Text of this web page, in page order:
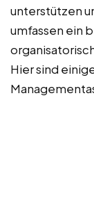
unterstützen
umfassen ein
Hier sind